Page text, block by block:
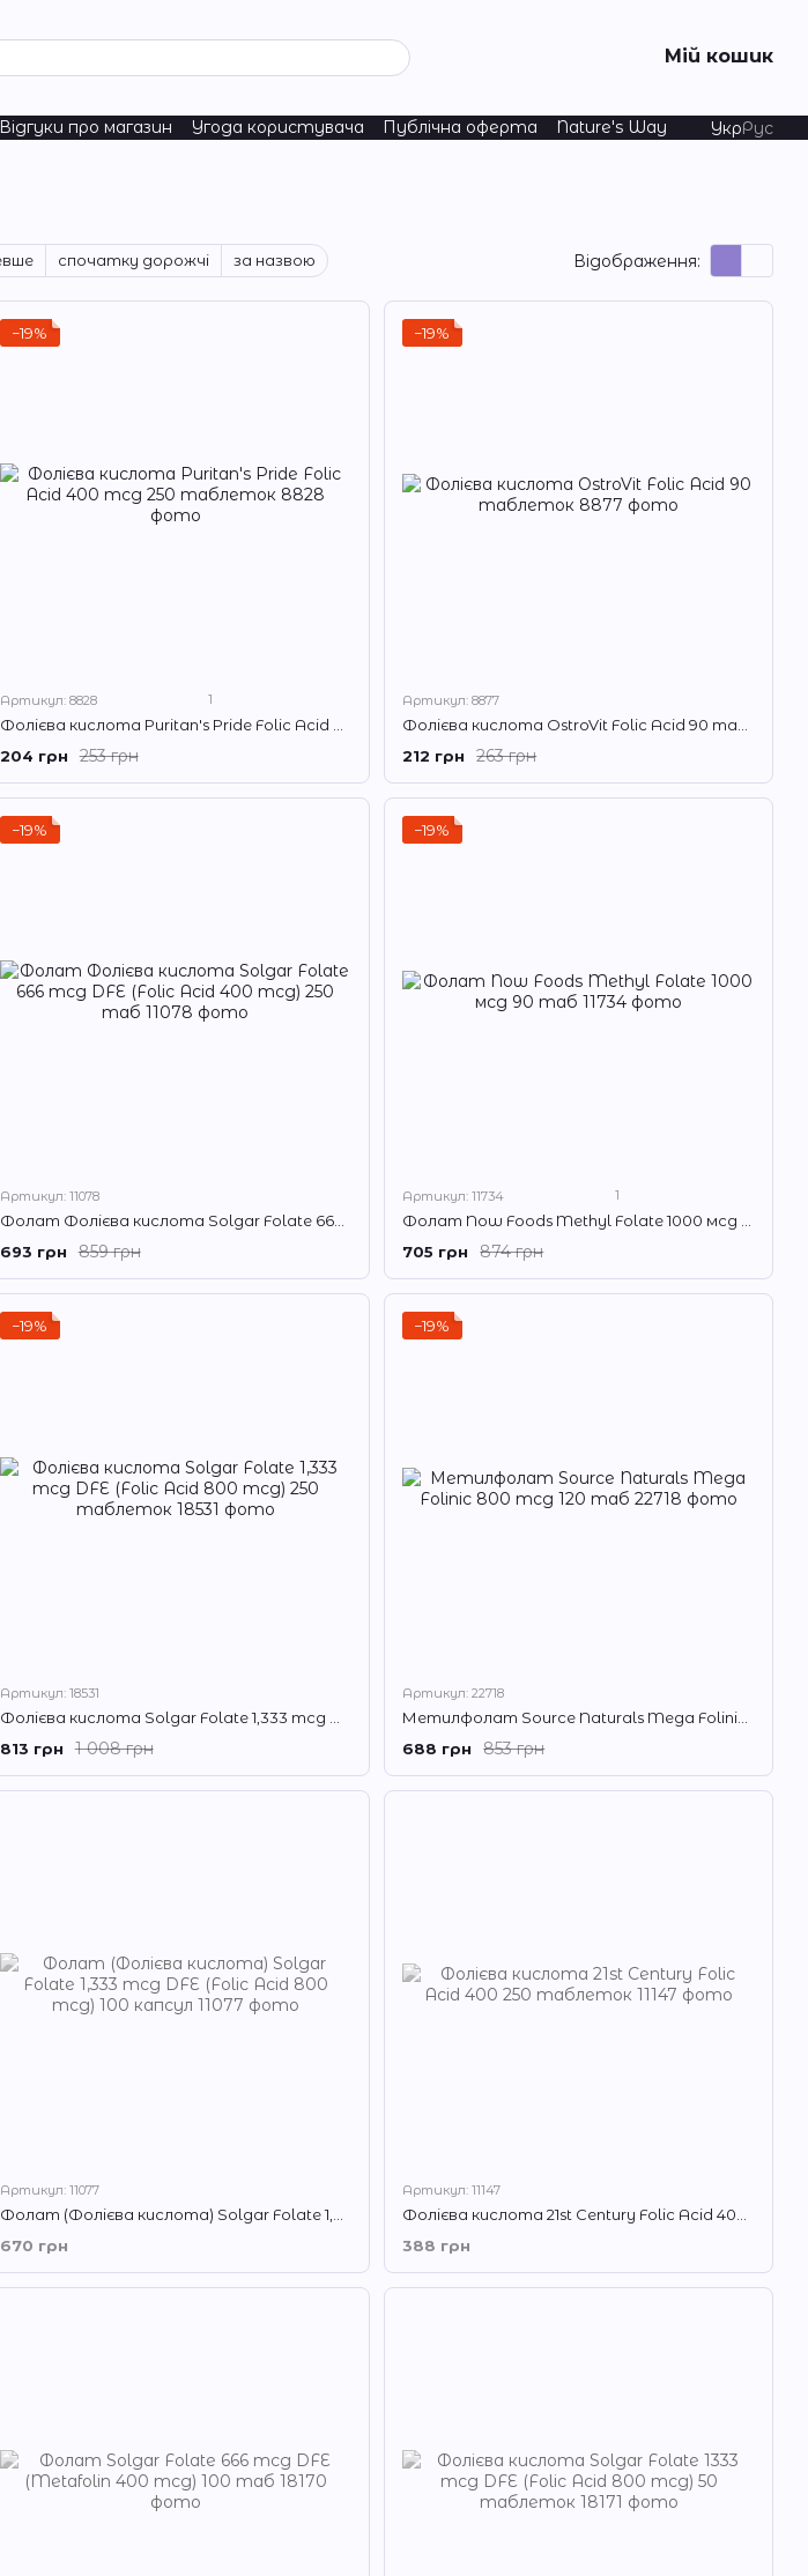
Мій кошик
Відгуки про магазин Угода користувача Публічна оферта
Nature's Way
УкрРус
спочатку дорожчі за назвою Відображення:
−19%
Артикул: 8828 1
253 грн
204 грн
−19%
Артикул: 8877
263 грн
212 грн
−19%
Артикул: 11078
Фолат Фолієва кислота Solgar Folate 666 mcg DFE (Folic Acid 400 mcg) 250 таб
859 грн
693 грн
−19%
Артикул: 11734 1
Фолат Now Foods Methyl Folate 1000 мсд 90 таб
874 грн
705 грн
−19%
Артикул: 18531
1 008 грн
813 грн
−19%
Артикул: 22718
853 грн
688 грн
Артикул: 11077
670 грн
Артикул: 11147
388 грн